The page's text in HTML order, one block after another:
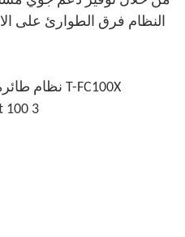
النظام فرق الطوارئ على